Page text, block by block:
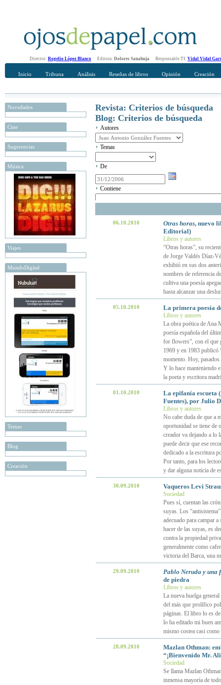
Director: Rogelio López Blanco Editora: Dolores Sanahuja Responsable TI: Vidal Vidal
Inicio Tribuna Análisis Reseñas de libros Opinión Creación
Novedades
Cine
Sugerencias
Música
Viajes
MundoDigital
Temas
Blog
Creación
Revista: Criterios de búsqueda
Blog: Criterios de búsqueda
Autores
Temas
De
Contiene
06.10.2010 Otras horas, nuevo
Editorial)
Libros y autores
“Otras horas”, su
de Jorge Valdés Díaz-
exhibió en sus dos
nombres de referencia
cultiva una poesía
hasta alcanzar una
05.10.2010 La primera poesía
Libros y autores
La obra poética de Ana
poesía española del
for flowers”, con el que
1969 y en 1983 publicó
momento. Hoy,
Y lo hace manteniendo
la poeta y escritora
01.10.2010
La epifanía escueta
Fuentes), por Julio
Libros y autores
No cabe duda de que a
oportunidad se tiene de
creador va dejando a lo
puede decir que ese
dedicado a la escritura
Por tanto, para los
y dar alguna noticia de
30.09.2010 Vaqueros Levi
Sociedad
Pues sí, cuentan las
suyas. Los
adecuado para campar
hacer de las suyas, es
contra la propiedad
generalmente como
victoria del Barca, una
29.09.2010
Pablo Neruda y una
de piedra
Libros y autores
La nueva huelga
del más que prolífico
páginas. El libro lo es
lo ha editado mi buen
mismo costea casi
28.09.2010
Mazlan Othman:
“¡Bienvenido Mr.
Sociedad
Se llama Mazlan
inmensa mayoría de